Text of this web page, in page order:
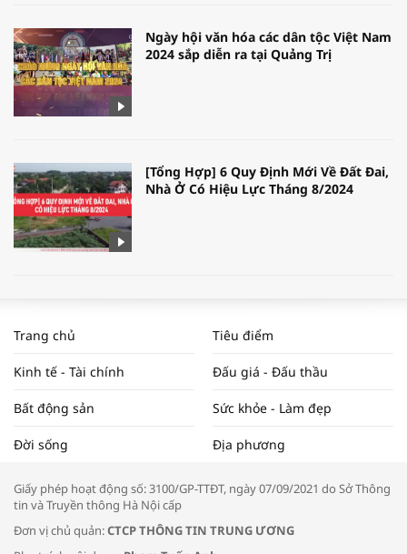
Ngày hội văn hóa các dân tộc Việt Nam
2024 sắp diễn ra tại Quảng Trị
[Tổng Hợp] 6 Quy Định Mới Về Đất Đai,
Nhà Ở Có Hiệu Lực Tháng 8/2024
NAM NĂM 2024 VÀ NĂM 2025 | NHỊP
ĐẬP THỊ TRƯỜNG #62
Tọa đàm “Xúc tiến thương mại: Khơi
Trang chủ Tiêu điểm
Kinh tế - Tài chính Đấu giá - Đấu thầu
Bất động sản Sức khỏe - Làm đẹp
Đời sống Địa phương
Giấy phép hoạt động số: 3100/GP-TTĐT, ngày 07/09/2021 do Sở Thông
tin và Truyền thông Hà Nội cấp
Đơn vị chủ quản:CTCP THÔNG TIN TRUNG ƯƠNG